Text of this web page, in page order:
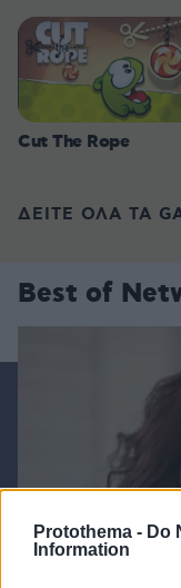
Protothema - Do
Information
Cut The Rope
ΔΕΙΤΕ ΟΛΑ ΤΑ
Best of